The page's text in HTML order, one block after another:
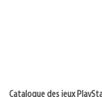
Catalogue des jeux